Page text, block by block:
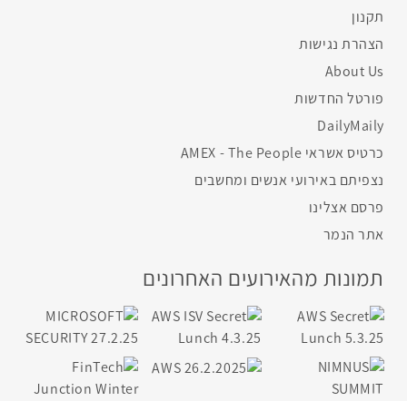
תקנון
הצהרת נגישות
About Us
פורטל החדשות
DailyMaily
כרטיס אשראי AMEX - The People
נצפיתם באירועי אנשים ומחשבים
פרסם אצלינו
אתר הנמר
תמונות מהאירועים האחרונים